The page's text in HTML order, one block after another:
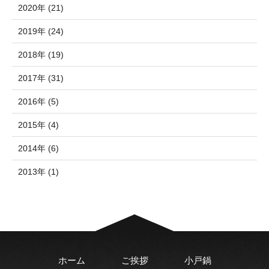
2020年 (21)
2019年 (24)
2018年 (19)
2017年 (31)
2016年 (5)
2015年 (4)
2014年 (6)
2013年 (1)
ホーム ご挨拶 小戸鍋